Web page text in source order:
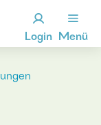
Login Menü